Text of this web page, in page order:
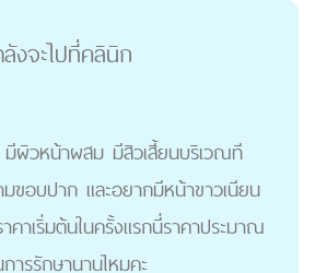
งจะไปที่คลินิก
ผิวหน้าผสม มีสิวเสี้ยนบริเวณที
ขอบปาก และอยากมีหน้าขาวเนียน
คาเริ่มต้นในครั้งแรกนี่ราคาประมาณ
การรักษานานไหมคะ